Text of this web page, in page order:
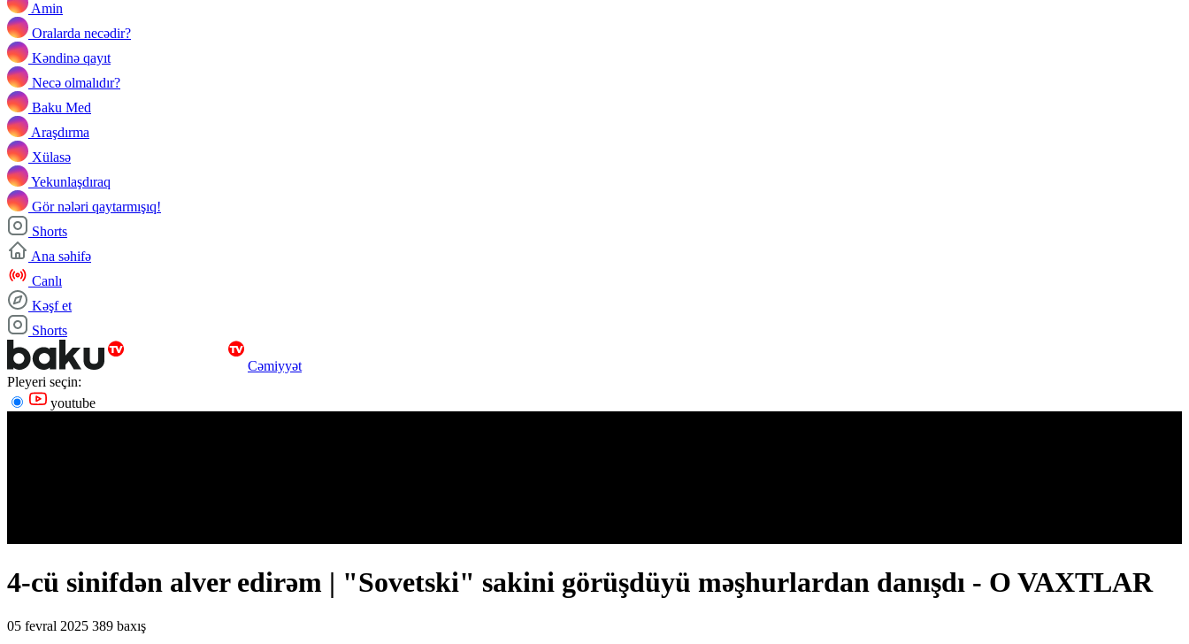
Amin
Oralarda necədir?
Kəndinə qayıt
Necə olmalıdır?
Baku Med
Araşdırma
Xülasə
Yekunlaşdıraq
Gör nələri qaytarmışıq!
Shorts
Ana səhifə
Canlı
Kəşf et
Shorts
Cəmiyyət
Pleyeri seçin:
youtube
4-cü sinifdən alver edirəm | "Sovetski" sakini görüşdüyü məşhurlardan danışdı - O VAXTLAR
05 fevral 2025 389 baxış